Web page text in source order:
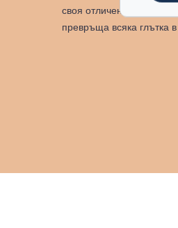
своя отличен ароматен
превръща всяка глътка